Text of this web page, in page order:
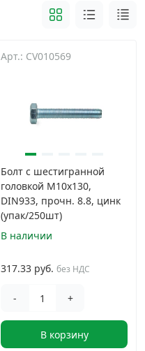
›
и инвентарь
Арт.: CV010569
Болт с шестигранной
головкой М10х130,
DIN933, прочн. 8.8, цинк
(упак/250шт)
В наличии
317.33 руб. без НДС
- +
В корзину